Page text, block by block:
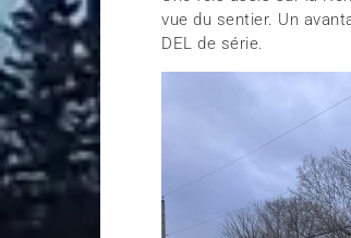
vue du sentier. Un
DEL de série.